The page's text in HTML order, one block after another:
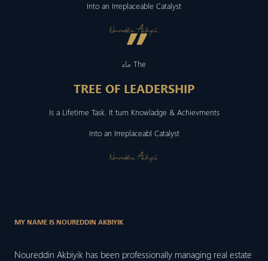
Into an Irreplaceable Catalyst
Noureddin Akbiyik
”
ماء The
TREE OF LEADERSHIP
Is a Lifetime Task. It turn Knowladge & Achievments
Into an Irreplaceabl Catalyst
Noureddin Akbiyik
MY NAME IS NOUREDDIN AKBIYIK
Noureddin Akbiyik has been professionally managing real estate